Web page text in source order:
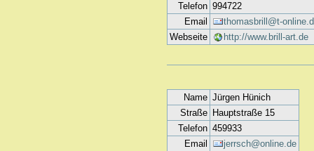
Telefon 994722
Email
thomasbrill@t-
Webseite
http://www.brill-art.de
Name Jürgen Hünich
Straße
Hauptstraße 15
Telefon 459933
Email
jerrsch@online.de